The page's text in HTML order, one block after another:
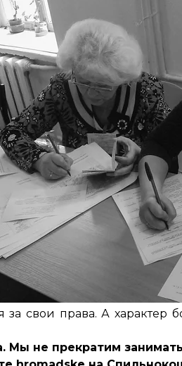
хорошо, стабильно.
не очень. Что там
не в Евросоюзе.
евроинтеграцию,
повышают
что голосовать
— принял решение о
народа и на то
«участка»
говорит уверенно и
районе и нескольких
комиссий. Мы
— явка низкая. Согласно
крымских татар пришли
И у тех, кто
за свои права. А характер
Мы не прекратим